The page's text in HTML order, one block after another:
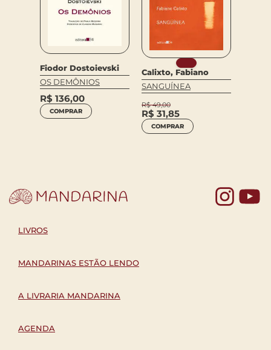
Fiodor Dostoievski
OS DEMÔNIOS
R$ 136,00
COMPRAR
Calixto, Fabiano
SANGUÍNEA
R$49,00
R$ 31,85
COMPRAR
LIVROS
MANDARINAS ESTÃO LENDO
A LIVRARIA MANDARINA
AGENDA